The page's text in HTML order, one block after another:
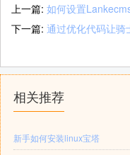
上一篇: 如何设置
下一篇: 通过优化代码让骑
相关推荐
新手如何安装linux宝塔